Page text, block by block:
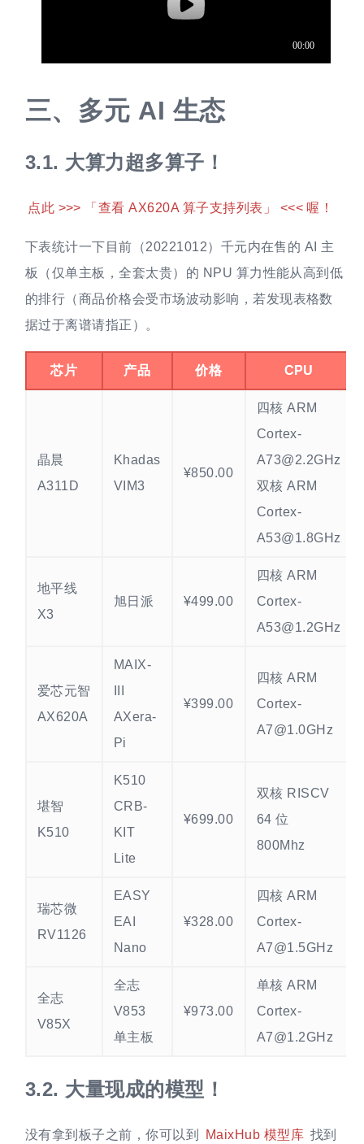
三、 多元 AI 生态
3.1. 大算力超多算子！
点此 >>> 「查看 AX620A 算子支持列表」 <<< 喔！
下表统计一下目前（20221012）千元内在售的 AI 主
板（仅单主板，全套太贵）的 NPU 算力性能从高到低
的排行（商品价格会受市场波动影响，若发现表格数
据过于离谱请指正）。
芯片 产品 价格 CPU
晶晨
A311D
Khadas
VIM3
¥850.00
四核 ARM
Cortex-
A73@2.2GHz
双核 ARM
Cortex-
A53@1.8GHz
地平线
X3
旭日派 ¥499.00
四核 ARM
Cortex-
A53@1.2GHz
爱芯元智
AX620A
MAIX-
AXera-
Pi
¥399.00
四核 ARM
Cortex-
A7@1.0GHz
堪智
K510
K510
CRB-
KIT
Lite
¥699.00
双核 RISCV
64 位
800Mhz
瑞芯微
RV1126
EASY
EAI
Nano
¥328.00
四核 ARM
Cortex-
A7@1.5GHz
全志
V85X
全志
V853
单主板
¥973.00
单核 ARM
Cortex-
A7@1.2GHz
3.2. 大量现成的模型！
没有拿到板子之前，你可以到 MaixHub 模型库 找到